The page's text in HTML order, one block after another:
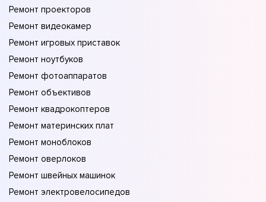
Ремонт проекторов
Ремонт видеокамер
Ремонт игровых приставок
Ремонт ноутбуков
Ремонт фотоаппаратов
Ремонт объективов
Ремонт квадрокоптеров
Ремонт материнских плат
Ремонт моноблоков
Ремонт оверлоков
Ремонт швейных машинок
Ремонт электровелосипедов